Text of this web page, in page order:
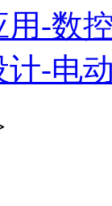
用-数
-电